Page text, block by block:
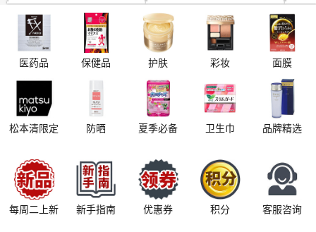
医药品 保健品 护肤 彩妆 面膜
松本清限定 防晒 夏季必备 卫生巾 品牌精选
每周二上新 新手指南 优惠券 积分 客服咨询